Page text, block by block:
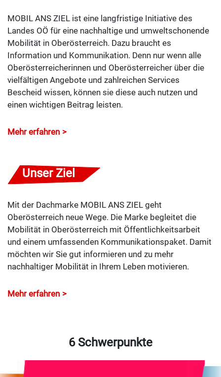
MOBIL ANS ZIEL ist eine langfristige Initiative des
Landes OÖ für eine nachhaltige und umweltschonende
Mobilität in Oberösterreich. Dazu braucht es
Information und Kommunikation. Denn nur wenn alle
Oberösterreicherinnen und Oberösterreicher über die
vielfältigen Angebote und zahlreichen Services
Bescheid wissen, können sie diese auch nutzen und
einen wichtigen Beitrag leisten.
Mehr erfahren
Unser Ziel
Mit der Dachmarke MOBIL ANS ZIEL geht
Oberösterreich neue Wege. Die Marke begleitet die
Mobilität in Oberösterreich mit Öffentlichkeitsarbeit
und einem umfassenden Kommunikationspaket. Damit
möchten wir Sie gut informieren und zu mehr
nachhaltiger Mobilität in Ihrem Leben motivieren.
Mehr erfahren
6 Schwerpunkte